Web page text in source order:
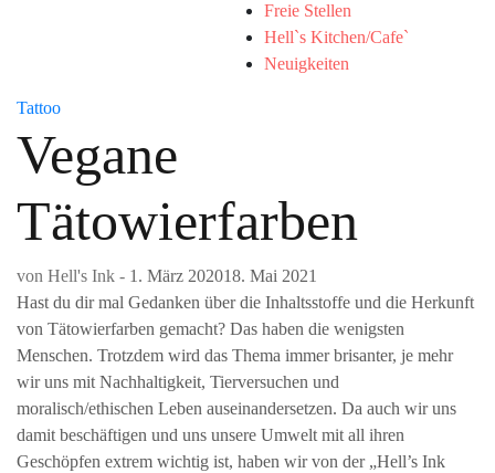
Freie Stellen
Hell`s Kitchen/Cafe`
Neuigkeiten
Tattoo
Vegane
Tätowierfarben
von Hell's Ink - 1. März 202018. Mai 2021
Hast du dir mal Gedanken über die Inhaltsstoffe und die Herkunft
von Tätowierfarben gemacht? Das haben die wenigsten
Menschen. Trotzdem wird das Thema immer brisanter, je mehr
wir uns mit Nachhaltigkeit, Tierversuchen und
moralisch/ethischen Leben auseinandersetzen. Da auch wir uns
damit beschäftigen und uns unsere Umwelt mit all ihren
Geschöpfen extrem wichtig ist, haben wir von der „Hell’s Ink